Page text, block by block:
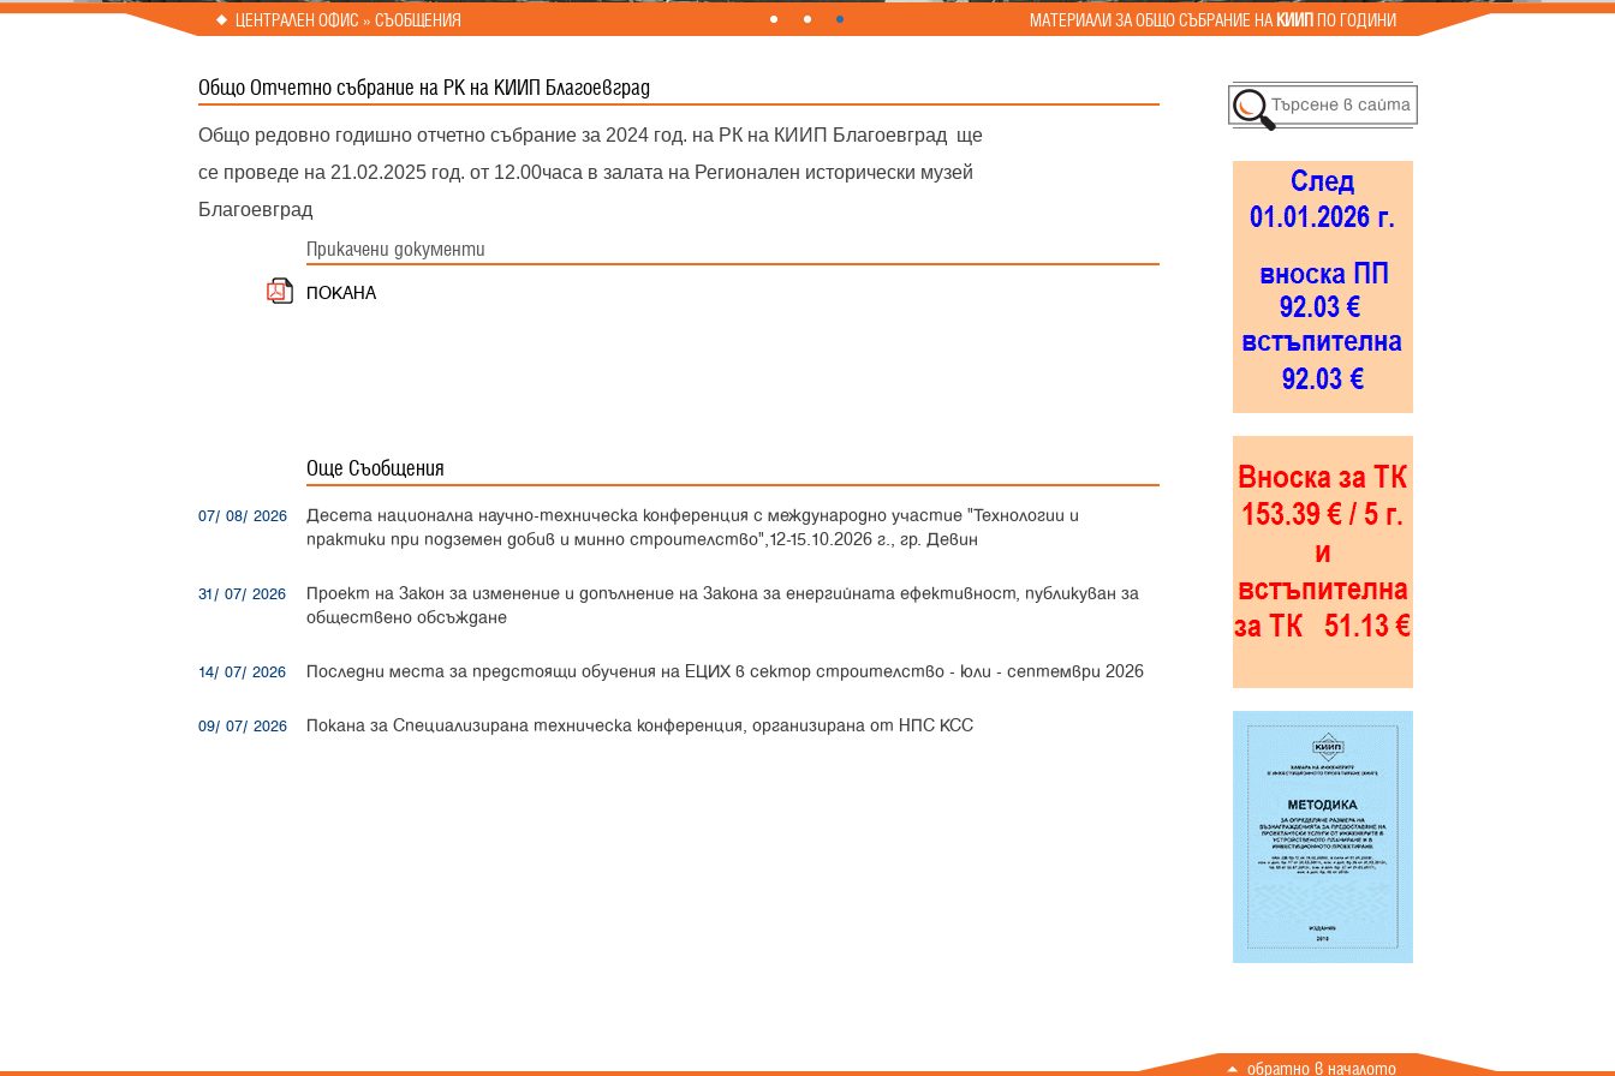
PrevNext ЦЕНТРАЛЕН ОФИС » СЪОБЩЕНИЯ МАТЕРИАЛИ ЗА ОБЩО СЪБРАНИЕ НАКИИППО ГОДИНИ
Общо Отчетно събрание на РК на КИИП Благоевград
Общо редовно годишно отчетно събрание за 2024 год. на РК на КИИП Благоевград ще
се проведе на 21.02.2025 год. от 12.00часа в залата на Регионален исторически музей
Благоевград
Прикачени документи
ПОКАНА
Още Съобщения
07/ 08/ 2026
Десета национална научно-техническа конференция с международно участие "Технологии и
практики при подземен добив и минно строителство",12-15.10.2026 г., гр. Девин
31/ 07/ 2026
Проект на Закон за изменение и допълнение на Закона за енергийната ефективност, публикуван за
обществено обсъждане
14/ 07/ 2026 Последни места за предстоящи обучения на ЕЦИХ в сектор строителство - юли - септември 2026
09/ 07/ 2026 Покана за Специализирана техническа конференция, организирана от НПС КСС
обратно в началото